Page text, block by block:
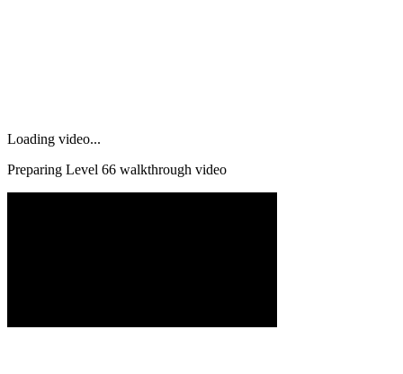
Loading video...
Preparing Level 66 walkthrough video